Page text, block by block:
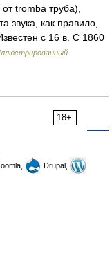
tromba труба),
звука, как правило,
с 16 в. С 1860
18+
Drupal,